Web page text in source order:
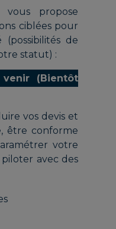
propose
ciblées pour
de
statut) :
(Bientôt
vos devis et
être conforme
votre
avec des